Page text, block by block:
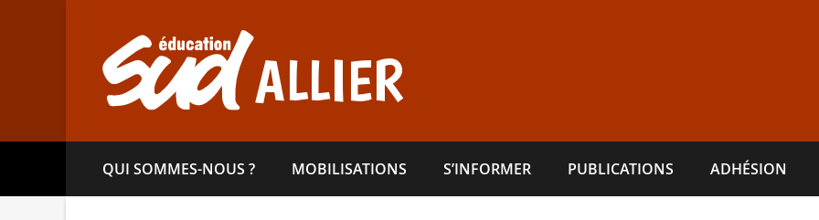
ALLIER
QUI SOMMES-​NOUS ? MOBILISATIONS S’INFORMER PUBLICATIONS ADHÉSION